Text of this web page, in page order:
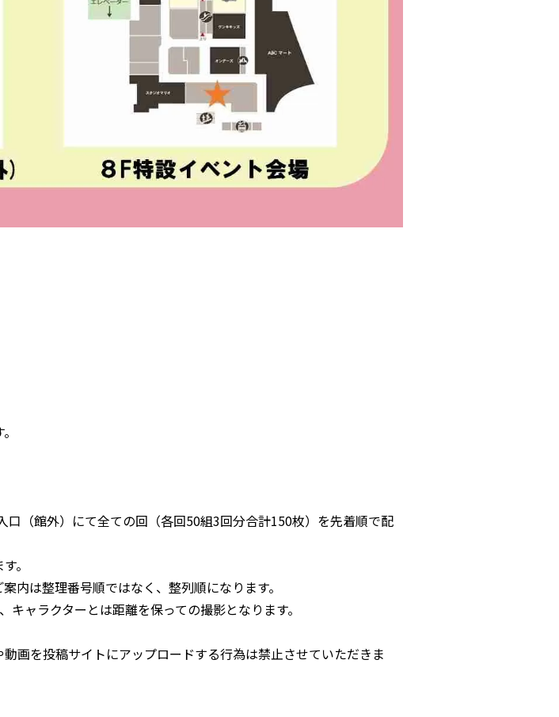
（館外）にて全ての回（各回50組3回分合計150枚）を先着順で配
。
内は整理番号順ではなく、整列順になります。
ャラクターとは距離を保っての撮影となります。
画を投稿サイトにアップロードする行為は禁止させていただきま